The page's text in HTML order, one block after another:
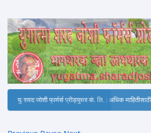
जग बदलणारी पुस्तके : क्लिक करा.